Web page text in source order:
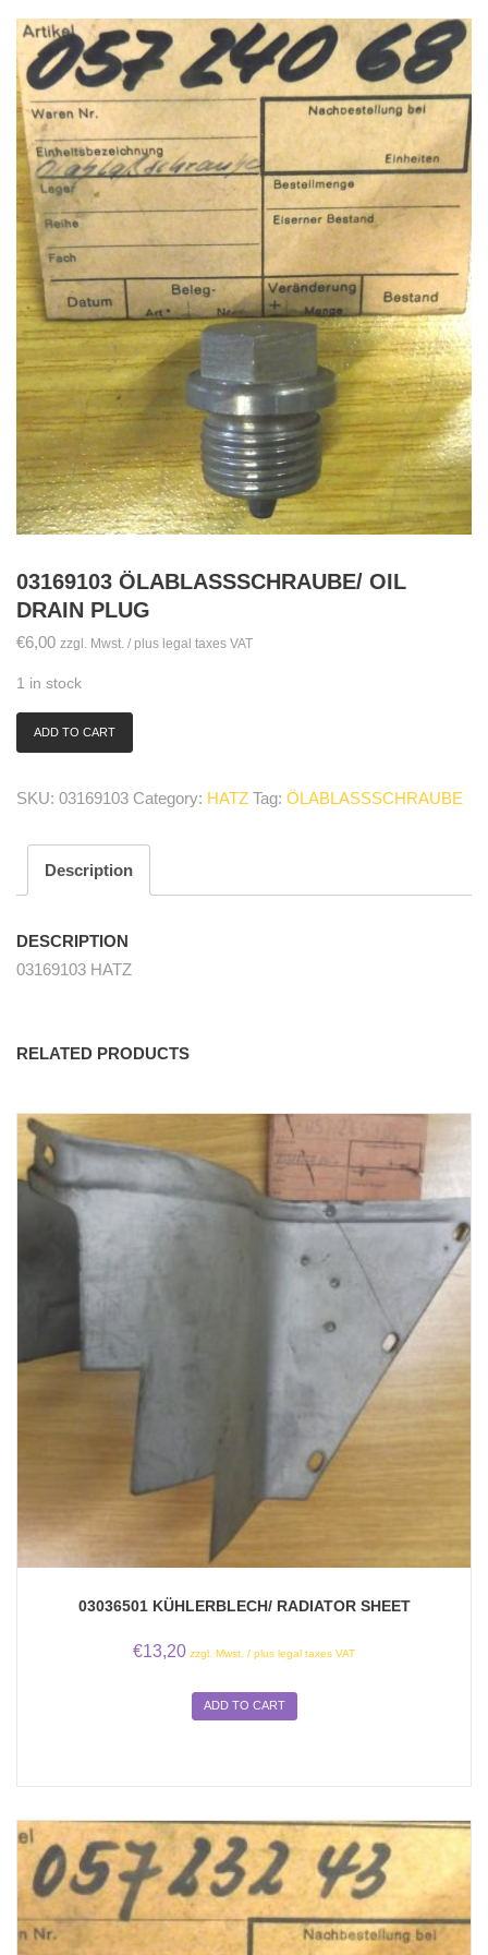
03169103 ÖLABLASSSCHRAUBE/ OIL D
RAIN PLUG
€6,00 zzgl. Mwst. / plus legal taxes VAT
1 in stock
03169103
drain
quantity
ADD TO CART
SKU: 03169103 Category: HATZ Tag: ÖLABLASSSCHRAUBE
Description
DESCRIPTION
03169103 HATZ
RELATED PRODUCTS
03036501 KÜHLERBLECH/ RADIATOR SHEET
€13,20 zzgl. Mwst. / plus legal taxes VAT
ADD TO CART